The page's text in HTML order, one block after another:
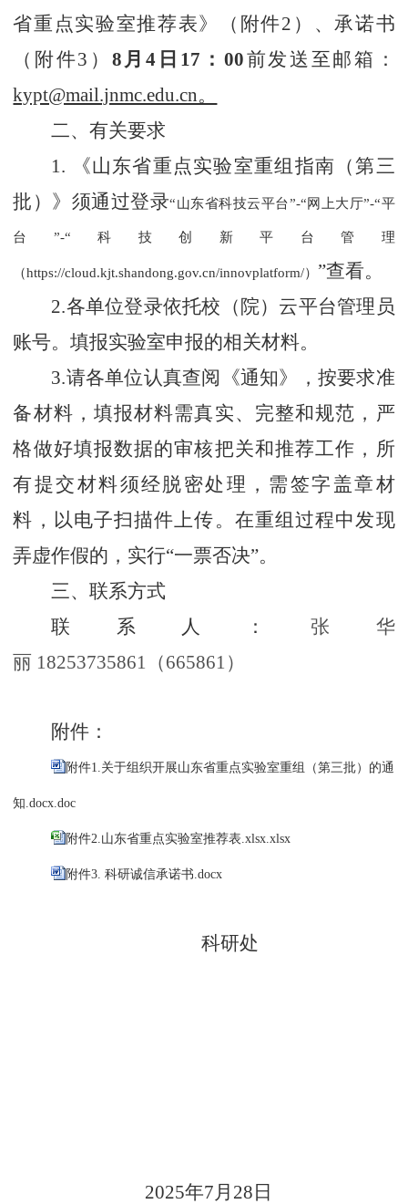
省重点实验室推荐表》（附件2）
、承诺书
（附件3） 8月4日17：00前发送至邮箱：
kypt@mail.jnmc.edu.cn。
二、有关要求
1.
《山东省重点实验室重组指南（第三
批）》须通过登录“山东省科技云平台”-“网上大厅”-“平
台 ”-“科技创新平台管理
（https://cloud.kjt.shandong.gov.cn/innovplatform/） ”查看。
2.各单位登录依托校（院）云平台管理员
账号。填报实验室申报的相关材料。
3.请各单位认真查阅《通知》，按要求准
备材料，填报材料需真实、完整和规范，严
格做好填报数据的审核把关和推荐工作，所
有提交材料须经脱密处理，需签字盖章材
料，以电子扫描件上传。在重组过程中发现
弄虚作假的，实行“一票否决”。
三、联系方式
联系人：张华
丽 18253735861（665861）
附件：
附件1.关于组织开展山东省重点实验室重组（第三批）的通
知.docx.doc
附件2.山东省重点实验室推荐表.xlsx.xlsx
附件3. 科研诚信承诺书.docx
科研处
2025年7月28日